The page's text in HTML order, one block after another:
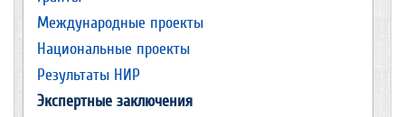
Международные проекты
Национальные проекты
Результаты НИР
Экспертные заключения